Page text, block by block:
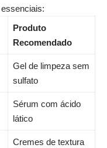
Produto
Recomendado
Gel de limpeza sem
sulfato
Sérum com ácido
lático
Cremes de textura